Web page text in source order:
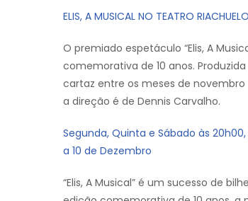
ELIS, A MUSICAL NO TEATRO
O premiado espetáculo “Elis, A
comemorativa de 10 anos.
cartaz entre os meses de novembro
a direção é de Dennis Carvalho.
Segunda, Quinta e Sábado às
a 10 de Dezembro
“Elis, A Musical” é um sucesso de